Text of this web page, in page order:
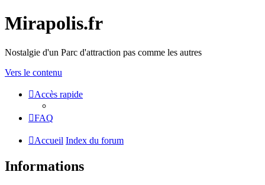
Mirapolis.fr
Nostalgie d'un Parc d'attraction pas comme les autres
Vers le contenu
Accès rapide
FAQ
Accueil Index du forum
Informations